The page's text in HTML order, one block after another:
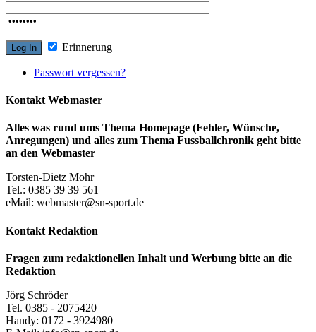
Erinnerung
Passwort vergessen?
Kontakt Webmaster
Alles was rund ums Thema Homepage (Fehler, Wünsche,
Anregungen) und alles zum Thema Fussballchronik geht bitte
an den Webmaster
Torsten-Dietz Mohr
Tel.: 0385 39 39 561
eMail: webmaster@sn-sport.de
Kontakt Redaktion
Fragen zum redaktionellen Inhalt und Werbung bitte an die
Redaktion
Jörg Schröder
Tel. 0385 - 2075420
Handy: 0172 - 3924980